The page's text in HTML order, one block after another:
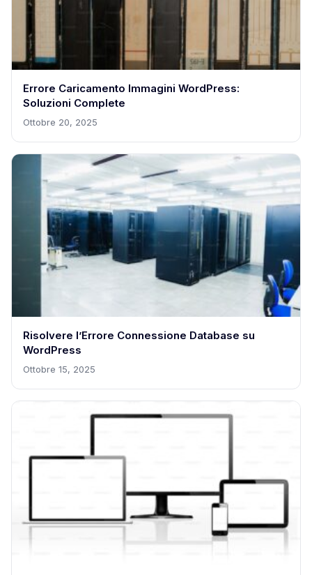
Errore Caricamento Immagini WordPress:
Soluzioni Complete
Ottobre 20, 2025
Risolvere l’Errore Connessione Database su
WordPress
Ottobre 15, 2025